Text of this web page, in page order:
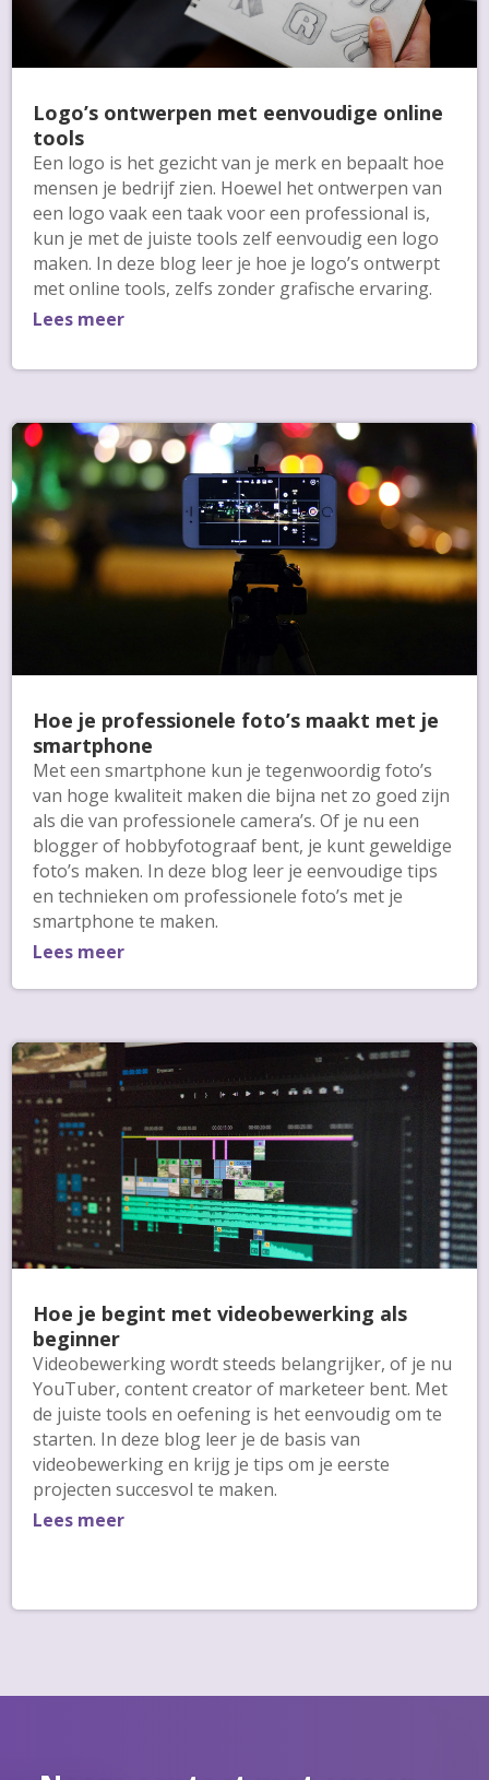
Logo’s ontwerpen met eenvoudige online
tools
Een logo is het gezicht van je merk en bepaalt hoe
mensen je bedrijf zien. Hoewel het ontwerpen van
een logo vaak een taak voor een professional is,
kun je met de juiste tools zelf eenvoudig een logo
maken. In deze blog leer je hoe je logo’s ontwerpt
met online tools, zelfs zonder grafische ervaring.
Lees meer
Hoe je professionele foto’s maakt met je
smartphone
Met een smartphone kun je tegenwoordig foto’s
van hoge kwaliteit maken die bijna net zo goed zijn
als die van professionele camera’s. Of je nu een
blogger of hobbyfotograaf bent, je kunt geweldige
foto’s maken. In deze blog leer je eenvoudige tips
en technieken om professionele foto’s met je
smartphone te maken.
Lees meer
Hoe je begint met videobewerking als
beginner
Videobewerking wordt steeds belangrijker, of je nu
YouTuber, content creator of marketeer bent. Met
de juiste tools en oefening is het eenvoudig om te
starten. In deze blog leer je de basis van
videobewerking en krijg je tips om je eerste
projecten succesvol te maken.
Lees meer